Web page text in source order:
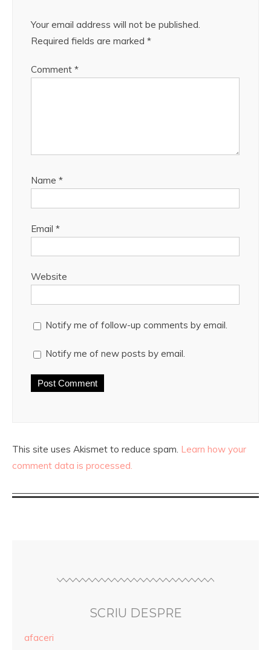
Your email address will not be published.
Required fields are marked *
Comment *
Name *
Email *
Website
Notify me of follow-up comments by email.
Notify me of new posts by email.
This site uses Akismet to reduce spam. Learn how your
comment data is processed.
SCRIU DESPRE
afaceri